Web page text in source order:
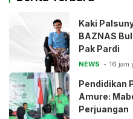
Kaki
BAZNAS
Pak Pardi
NEWS 16 jam
Pendidikan
Amure:
Perjuangan